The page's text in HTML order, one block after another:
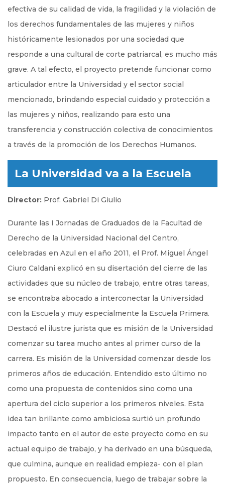
efectiva de su calidad de vida, la fragilidad y la violación de
los derechos fundamentales de las mujeres y niños
históricamente lesionados por una sociedad que
responde a una cultural de corte patriarcal, es mucho más
grave. A tal efecto, el proyecto pretende funcionar como
articulador entre la Universidad y el sector social
mencionado, brindando especial cuidado y protección a
las mujeres y niños, realizando para esto una
transferencia y construcción colectiva de conocimientos
a través de la promoción de los Derechos Humanos.
La Universidad va a la Escuela
Director: Prof. Gabriel Di Giulio
Durante las I Jornadas de Graduados de la Facultad de
Derecho de la Universidad Nacional del Centro,
celebradas en Azul en el año 2011, el Prof. Miguel Ángel
Ciuro Caldani explicó en su disertación del cierre de las
actividades que su núcleo de trabajo, entre otras tareas,
se encontraba abocado a interconectar la Universidad
con la Escuela y muy especialmente la Escuela Primera.
Destacó el ilustre jurista que es misión de la Universidad
comenzar su tarea mucho antes al primer curso de la
carrera. Es misión de la Universidad comenzar desde los
primeros años de educación. Entendido esto último no
como una propuesta de contenidos sino como una
apertura del ciclo superior a los primeros niveles. Esta
idea tan brillante como ambiciosa surtió un profundo
impacto tanto en el autor de este proyecto como en su
actual equipo de trabajo, y ha derivado en una búsqueda,
que culmina, aunque en realidad empieza- con el plan
propuesto. En consecuencia, luego de trabajar sobre la